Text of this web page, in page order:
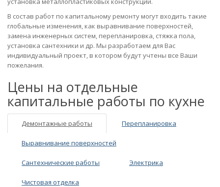
В состав работ по капитальному ремонту могут входить такие
глобальные изменения, как выравнивание поверхностей,
замена инженерных систем, перепланировка, стяжка пола,
установка сантехники и др. Мы разработаем для Вас
индивидуальный проект, в котором будут учтены все Ваши
пожелания.
Цены на отдельные
капитальные работы по кухне
Демонтажные работы Перепланировка
Выравнивание поверхностей
Сантехнические работы Электрика
Чистовая отделка